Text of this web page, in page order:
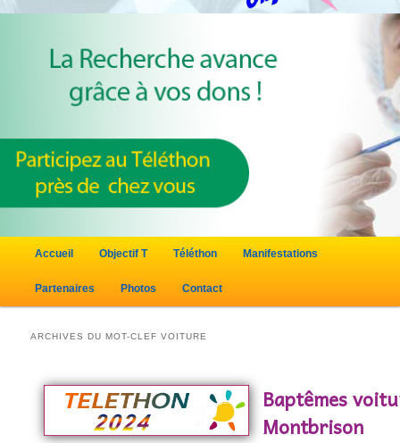
Aller au contenu principal
Aller au contenu secondaire
Accueil Objectif T Téléthon Manifestations
Partenaires Photos Contact
ARCHIVES DU MOT-CLEFVOITURE
Baptêmes
Montbrison